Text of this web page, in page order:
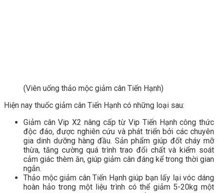
(Viên uống thảo mộc giảm cân Tiến Hạnh)
Hiện nay thuốc giảm cân Tiến Hạnh có những loại sau:
Giảm cân Vip X2 nâng cấp từ Vip Tiến Hạnh công thức
độc đáo, được nghiên cứu và phát triển bởi các chuyên
gia dinh dưỡng hàng đầu. Sản phẩm giúp đốt cháy mỡ
thừa, tăng cường quá trình trao đổi chất và kiểm soát
cảm giác thèm ăn, giúp giảm cân đáng kể trong thời gian
ngắn.
Thảo mộc giảm cân Tiến Hạnh giúp bạn lấy lại vóc dáng
hoàn hảo trong một liệu trình có thể giảm 5-20kg một